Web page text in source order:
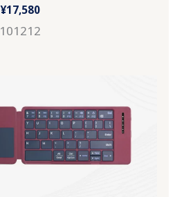
¥17,580
101212